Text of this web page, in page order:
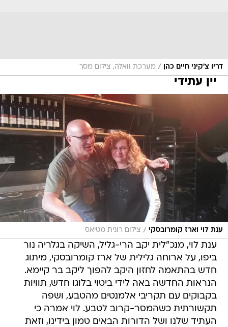
דריו צ'קיני חיים כהן / מערכת וואלה, צילום מסך
יין עתידי
ענת לוי וארז קומרובסקי / צילום רונית מטיאס
ענת לוי, מנכ"לית יקב הרי-גליל, השיקה בגלריה נור
ביפו, על ארוחה גלילית של ארז קומרובסקי, מיתוג
חדש בהתאמה לחזון היקב להפוך ליקב בר קיימא.
הנראות החדשה באה לידי ביטוי בלוגו חדש, תוויות
בקבוקים עם תקריבי אלמנטים מהטבע, ושפה
תקשורתית כשהמסר-קרוב לטבע. לוי אמרה כי
העתיד שלנו ושל הדורות הבאים טמון בידינו, וזאת